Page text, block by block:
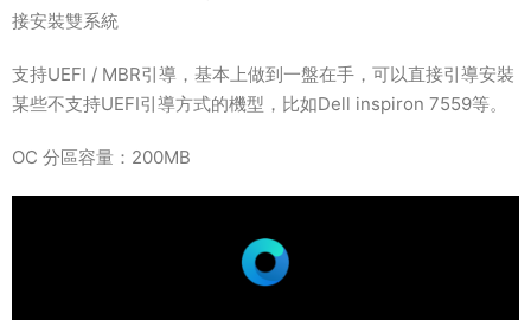
接安裝雙系統
支持UEFI / MBR引導，基本上做到一盤在手，可以直接引導安裝
某些不支持UEFI引導方式的機型，比如Dell inspiron 7559等。
OC 分區容量：200MB